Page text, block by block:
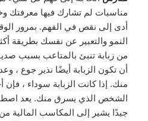
مناسبات لم تشارك فيها معرفتك
أدى إلى نقص في الفهم. بمرور
النمو والتعبير عن نفسك بطريقة
من زبابة تنبئ بالمتاعب بسبب
أن تكون الزبابة أيضًا نذير جوع
منك. إذا كانت الزبابة سوداء ، فإن
الشخص الذي يسرق منك. يعد
جيدًا يشير إلى المكاسب المالية من